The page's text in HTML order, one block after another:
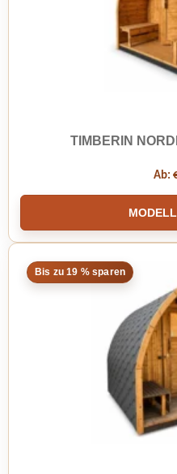
TIMBERIN
Ab:
Bis zu 19 % sparen